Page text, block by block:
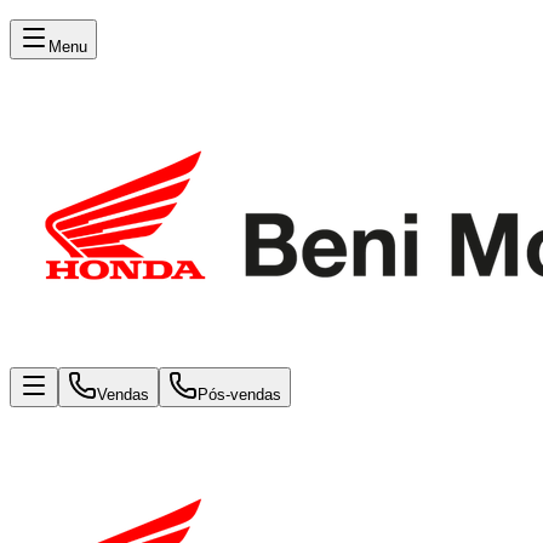
Menu
Vendas Pós-vendas